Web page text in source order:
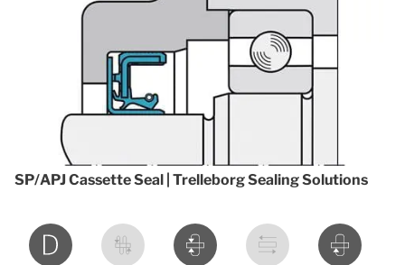
SP/APJ Cassette Seal | Trelleborg Sealing Solutions